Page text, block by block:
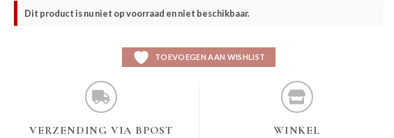
Dit product is nu niet op voorraad en niet beschikbaar.
TOEVOEGEN AAN WISHLIST
VERZENDING VIA BPOST WINKEL